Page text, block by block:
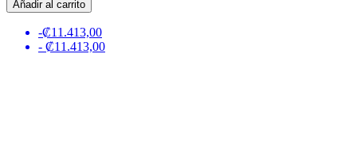
Añadir al carrito
-₡11.413,00
- ₡11.413,00